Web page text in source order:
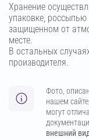
Хранение
упаковке,
защищенном от
месте.
В остальных
производителя.
Фото,
нашем
могут
внешний